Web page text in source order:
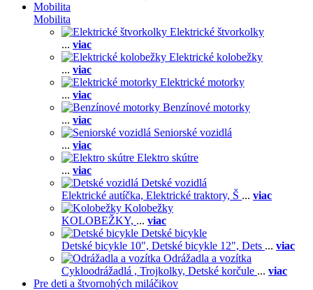
Mobilita
Mobilita
Elektrické štvorkolky
... viac
Elektrické kolobežky
... viac
Elektrické motorky
... viac
Benzínové motorky
... viac
Seniorské vozidlá
... viac
Elektro skútre
... viac
Detské vozidlá
Elektrické autíčka, Elektrické traktory, Š ... viac
Kolobežky
KOLOBEŽKY, ... viac
Detské bicykle
Detské bicykle 10", Detské bicykle 12", Dets ... viac
Odrážadla a vozítka
Cykloodrážadlá , Trojkolky, Detské korčule ... viac
Pre deti a štvornohých miláčikov